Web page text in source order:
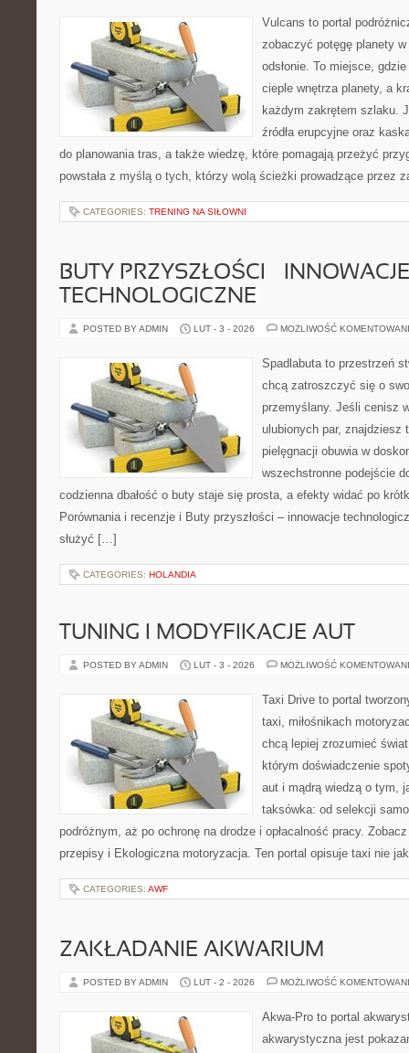
Vulcans to portal
zobaczyć potęgę planety
odsłonie. To miejsce,
cieple wnętrza planety, a
każdym zakrętem szlaku.
źródła erupcyjne oraz
do planowania tras, a także wiedzę, które pomagają przeżyć
powstała z myślą o tych, którzy wolą ścieżki prowadzące przez
CATEGORIES: TRENING NA SIŁOWNI
BUTY PRZYSZŁOŚCI – INNOWACJE
TECHNOLOGICZNE
POSTED BY ADMIN LUT - 3 - 2026 MOŻLIWOŚĆ
Spadlabuta to przestrzeń
chcą zatroszczyć się o
przemyślany. Jeśli cenisz
ulubionych par, znajdziesz
pielęgnacji obuwia w
wszechstronne podejście
codzienna dbałość o buty staje się prosta, a efekty widać po
Porównania i recenzje i Buty przyszłości – innowacje
służyć […]
CATEGORIES: HOLANDIA
TUNING I MODYFIKACJE AUT
POSTED BY ADMIN LUT - 3 - 2026 MOŻLIWOŚĆ
Taxi Drive to portal
taxi, miłośnikach
chcą lepiej zrozumieć
którym doświadczenie
aut i mądrą wiedzą o tym,
taksówka: od selekcji
podróżnym, aż po ochronę na drodze i opłacalność pracy.
przepisy i Ekologiczna motoryzacja. Ten portal opisuje taxi nie
CATEGORIES: AWF
ZAKŁADANIE AKWARIUM
POSTED BY ADMIN LUT - 2 - 2026 MOŻLIWOŚĆ
Akwa-Pro to portal
akwarystyczna jest